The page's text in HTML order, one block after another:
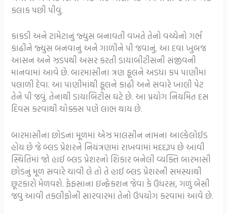
કલાક પછી પીવું.
કાકડી અને ટામેટાનું જ્યુસ બનાવતી વખતે તેનો વચ્ચેનો ગર્ભ
કાઢીને જ્યુસ બનવાનું અને ગાળીને પી જવાનું. આ દવા ખુબજ
આસન અને ઝડપથી અસર કરતી ડાયાબીટીસની સંજીવની
માનવામાં આવે છે. બારમાસીના ત્રણ ફૂલને અડધા કપ પાણીમાં
પલાળી દેવા. આ પાણીમાંથી ફૂલને કાઢી અને સવારે ખાલી પેટ
તેને પી જવું. તેનાથી ડાયાબિટીસ ઘટે છે. આ પ્રયોગ નિયમિત દસ
દિવસ કરવાથી ચોક્કસ પણે લાભ થાય છે.
બારમાસીના છોડના મૂળમાં એઝ માલસીન નામના આલ્કેલોઈડ
હોય છે જે બ્લડ પ્રેશરને નિયંત્રણમાં રાખવામાં મદદરૂપ છે આવી
સ્થિતિમાં જો હાઈ બ્લડ પ્રેશરનો શિકાર બનેલી વ્યક્તિ બારમાસી
છોડનું મૂળ સવારે ચાવી લે તો તે હાઈ બ્લડ પ્રેશરની સમસ્યાથી
છૂટકારો મેળવશે. ફેફસાના ઇન્ફેકશન જેવા કે ઉધરસ, ગળું બેસી
જવું આવી તકલીફોની સારવારમાં તેનો ઉપયોગ કરવામાં આવે છે.